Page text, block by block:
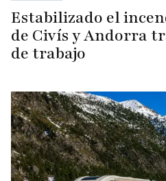
Estabilizado el
de Civís y Andorra
de trabajo